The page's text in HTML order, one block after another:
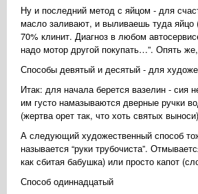
Ну и последний метод с яйцом - для
масло заливают, и выливаешь туда яйцо
70% клинит. Диагноз в любом
надо мотор другой покупать…”. Опять
Способы девятый и десятый - для
Итак: для начала берется вазелин - сия
им густо намазываются дверные ручки
(жертва орет так, что хоть святых
А следующий художественный способ
называется “руки трубочиста”.
как сбитая бабушка) или просто капот
Способ одиннадцатый